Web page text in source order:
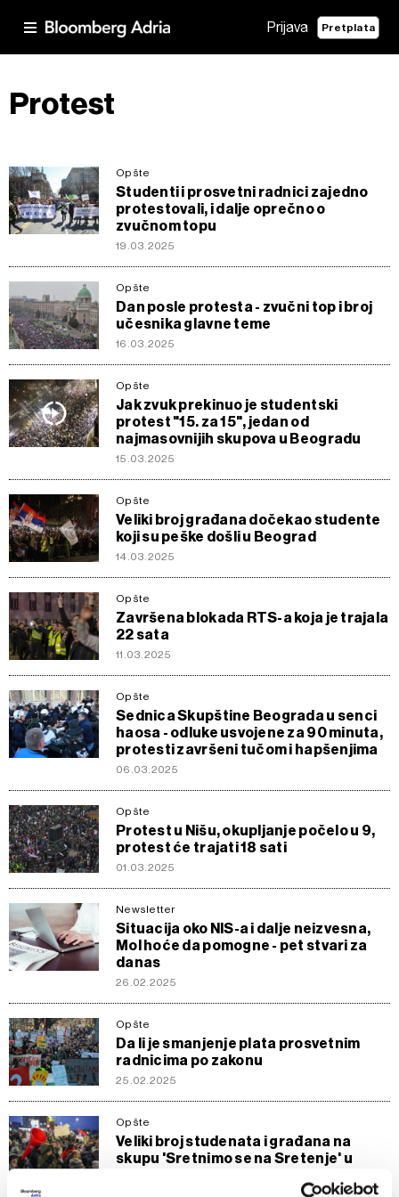
Prijava Pretplata
Protest
Opšte
Studenti i prosvetni radnici zajedno
protestovali, i dalje oprečno o
zvučnom topu
19.03.2025
Opšte
Dan posle protesta - zvučni top i broj
učesnika glavne teme
16.03.2025
Opšte
Jak zvuk prekinuo je studentski
protest "15. za 15", jedan od
najmasovnijih skupova u Beogradu
15.03.2025
Opšte
Veliki broj građana dočekao studente
koji su peške došli u Beograd
14.03.2025
Opšte
Završena blokada RTS-a koja je trajala
22 sata
11.03.2025
Opšte
Sednica Skupštine Beograda u senci
haosa - odluke usvojene za 90 minuta,
protesti završeni tučom i hapšenjima
06.03.2025
Opšte
Protest u Nišu, okupljanje počelo u 9,
protest će trajati 18 sati
01.03.2025
Newsletter
Situacija oko NIS-a i dalje neizvesna,
Mol hoće da pomogne - pet stvari za
danas
26.02.2025
Opšte
Da li je smanjenje plata prosvetnim
radnicima po zakonu
25.02.2025
Opšte
Veliki broj studenata i građana na
skupu 'Sretnimo se na Sretenje' u